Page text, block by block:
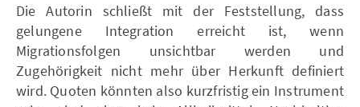
Die Autorin schließt mit der Feststellung, dass
gelungene Integration erreicht ist, wenn
Migrationsfolgen unsichtbar werden und
Zugehörigkeit nicht mehr über Herkunft definiert
wird. Quoten könnten also kurzfristig ein Instrument